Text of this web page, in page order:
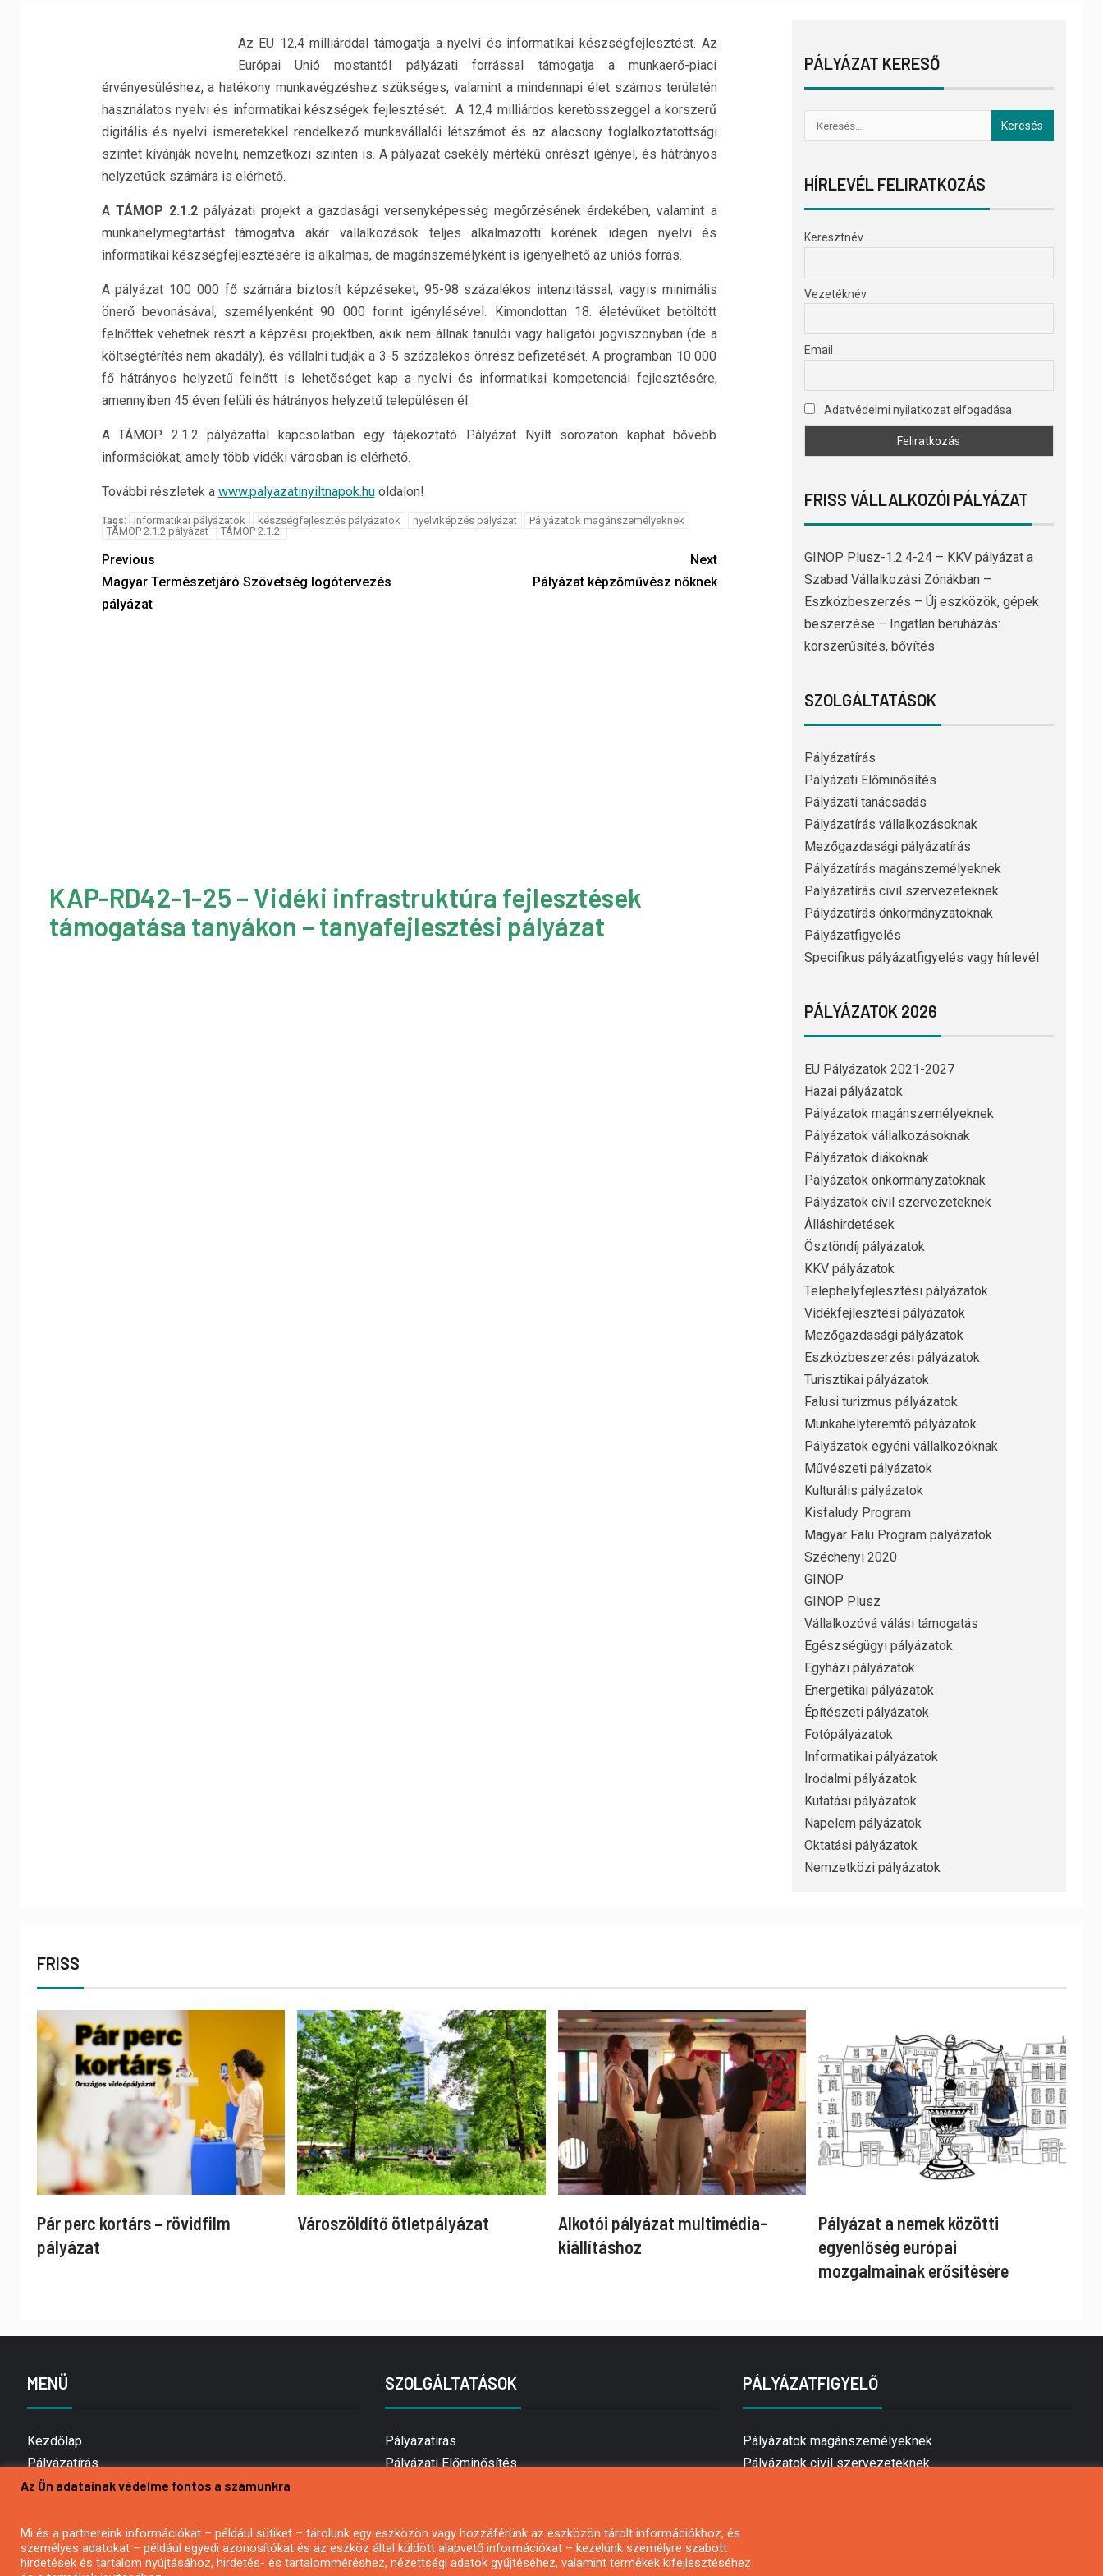
Az EU 12,4 milliárddal támogatja a nyelvi és informatikai készségfejlesztést. Az
Európai Unió mostantól pályázati forrással támogatja a munkaerő-piaci
érvényesüléshez, a hatékony munkavégzéshez szükséges, valamint a mindennapi élet számos területén
használatos nyelvi és informatikai készségek fejlesztését. A 12,4 milliárdos keretösszeggel a korszerű
digitális és nyelvi ismeretekkel rendelkező munkavállalói létszámot és az alacsony foglalkoztatottsági
szintet kívánják növelni, nemzetközi szinten is. A pályázat csekély mértékű önrészt igényel, és hátrányos
helyzetűek számára is elérhető.
A TÁMOP 2.1.2pályázati projekt a gazdasági versenyképesség megőrzésének érdekében, valamint a
munkahelymegtartást támogatva akár vállalkozások teljes alkalmazotti körének idegen nyelvi és
informatikai készségfejlesztésére is alkalmas, de magánszemélyként is igényelhető az uniós forrás.
A pályázat 100 000 fő számára biztosít képzéseket, 95-98 százalékos intenzitással, vagyis minimális
önerő bevonásával, személyenként 90 000 forint igénylésével. Kimondottan 18. életévüket betöltött
felnőttek vehetnek részt a képzési projektben, akik nem állnak tanulói vagy hallgatói jogviszonyban (de a
költségtérítés nem akadály), és vállalni tudják a 3-5 százalékos önrész befizetését. A programban 10 000
fő hátrányos helyzetű felnőtt is lehetőséget kap a nyelvi és informatikai kompetenciái fejlesztésére,
amennyiben 45 éven felüli és hátrányos helyzetű településen él.
A TÁMOP 2.1.2 pályázattal kapcsolatban egy tájékoztató Pályázat Nyílt sorozaton kaphat bővebb
információkat, amely több vidéki városban is elérhető.
További részletek a www.palyazatinyiltnapok.huoldalon!
Tags: Informatikai pályázatok készségfejlesztés pályázatok nyelviképzés pályázat
Pályázatok magánszemélyeknek
TÁMOP 2.1.2 pályázat
TÁMOP 2.1.2.
Previous
Magyar Természetjáró Szövetség logótervezés
pályázat
Next
Pályázat képzőművész nőknek
KAP-RD42-1-25 – Vidéki infrastruktúra fejlesztések
támogatása tanyákon – tanyafejlesztési pályázat
PÁLYÁZAT KERESŐ
HÍRLEVÉL FELIRATKOZÁS
Keresztnév
Vezetéknév
Email
Adatvédelmi nyilatkozat elfogadása
FRISS VÁLLALKOZÓI PÁLYÁZAT
GINOP Plusz-1.2.4-24 – KKV pályázat a
Szabad Vállalkozási Zónákban –
Eszközbeszerzés – Új eszközök, gépek
beszerzése – Ingatlan beruházás:
korszerűsítés, bővítés
SZOLGÁLTATÁSOK
Pályázatírás
Pályázati Előminősítés
Pályázati tanácsadás
Pályázatírás vállalkozásoknak
Mezőgazdasági pályázatírás
Pályázatírás magánszemélyeknek
Pályázatírás civil szervezeteknek
Pályázatírás önkormányzatoknak
Pályázatfigyelés
Specifikus pályázatfigyelés vagy hírlevél
PÁLYÁZATOK 2026
EU Pályázatok 2021-2027
Hazai pályázatok
Pályázatok magánszemélyeknek
Pályázatok vállalkozásoknak
Pályázatok diákoknak
Pályázatok önkormányzatoknak
Pályázatok civil szervezeteknek
Álláshirdetések
Ösztöndíj pályázatok
KKV pályázatok
Telephelyfejlesztési pályázatok
Vidékfejlesztési pályázatok
Mezőgazdasági pályázatok
Eszközbeszerzési pályázatok
Turisztikai pályázatok
Falusi turizmus pályázatok
Munkahelyteremtő pályázatok
Pályázatok egyéni vállalkozóknak
Művészeti pályázatok
Kulturális pályázatok
Kisfaludy Program
Magyar Falu Program pályázatok
Széchenyi 2020
GINOP
GINOP Plusz
Vállalkozóvá válási támogatás
Egészségügyi pályázatok
Egyházi pályázatok
Energetikai pályázatok
Építészeti pályázatok
Fotópályázatok
Informatikai pályázatok
Irodalmi pályázatok
Kutatási pályázatok
Napelem pályázatok
Oktatási pályázatok
Nemzetközi pályázatok
FRISS
Pár perc kortárs – rövidfilm
pályázat
Városzöldítő ötletpályázat
Alkotói pályázat multimédia-
kiállításhoz
Pályázat a nemek közötti
egyenlőség európai
mozgalmainak erősítésére
MENÜ
Kezdőlap
Pályázatírás
Bemutatkozás
Hírlevél feliratkozás
Impresszum
SZOLGÁLTATÁSOK
Pályázatírás
Pályázati Előminősítés
Mezőgazdasági pályázatírás
Pályázatírás magánszemélyeknek
PÁLYÁZATFIGYELŐ
Pályázatok magánszemélyeknek
Pályázatok civil szervezeteknek
Az Ön adatainak védelme fontos a számunkra
Mi és a partnereink információkat – például sütiket – tárolunk egy eszközön vagy hozzáférünk az eszközön tárolt információkhoz, és
személyes adatokat – például egyedi azonosítókat és az eszköz által küldött alapvető információkat – kezelünk személyre szabott
hirdetések és tartalom nyújtásához, hirdetés- és tartalomméréshez, nézettségi adatok gyűjtéséhez, valamint termékek kifejlesztéséhez